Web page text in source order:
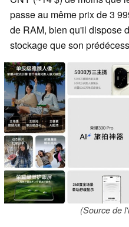
passe au même prix de 3
de RAM, bien qu'il dispose
stockage que son
(Source de